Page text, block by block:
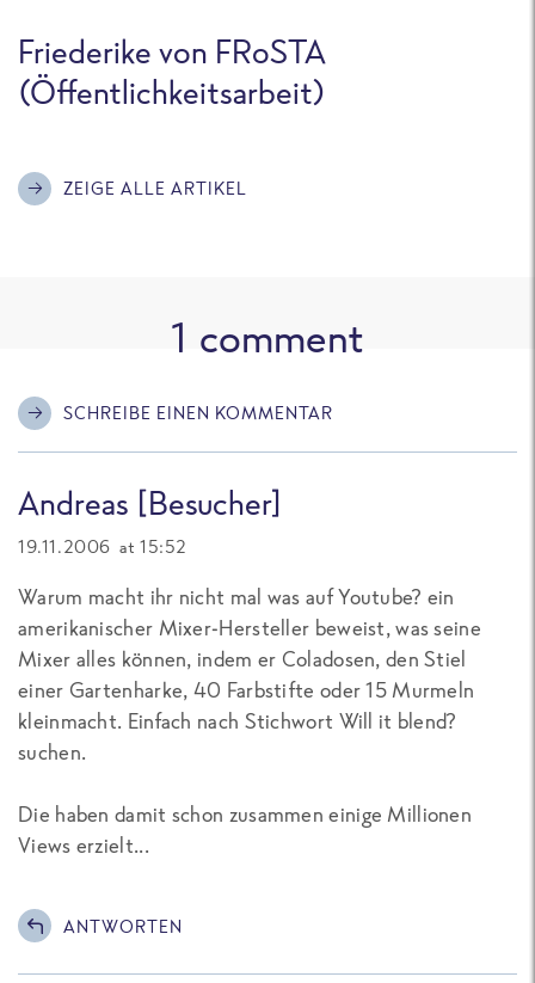
Friederike von FRoSTA
(Öffentlichkeitsarbeit)
ZEIGE ALLE ARTIKEL
1 comment
SCHREIBE EINEN KOMMENTAR
Andreas [Besucher]
19.11.2006 at 15:52
Warum macht ihr nicht mal was auf Youtube? ein
amerikanischer Mixer-Hersteller beweist, was seine
Mixer alles können, indem er Coladosen, den Stiel
einer Gartenharke, 40 Farbstifte oder 15 Murmeln
kleinmacht. Einfach nach Stichwort Will it blend?
suchen.
Die haben damit schon zusammen einige Millionen
Views erzielt...
ANTWORTEN